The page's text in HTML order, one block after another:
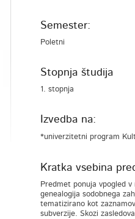
Semester:
Poletni
Stopnja študija
1. stopnja
Izvedba na:
*univerzitetni program
Kratka vsebina
Predmet ponuja vpogled
genealogija sodobnega
tematizirano kot
subverzije. Skozi